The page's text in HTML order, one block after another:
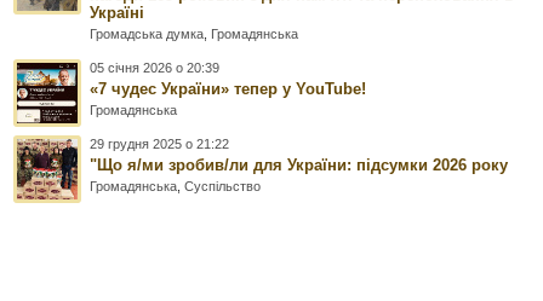
Україні
Громадська думка Громадянська
05 січня 2026 о 20:39
«7 чудес України» тепер у YouTube!
Громадянська
29 грудня 2025 о 21:22
"Що я/ми зробив/ли для України: підсумки 2026 року
Громадянська ,Суспільство